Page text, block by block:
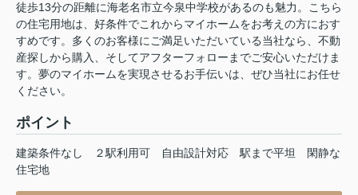
徒歩13分の距離に海老名市立今泉中学校があるのも魅力。こちら
の住宅用地は、好条件でこれからマイホームをお考えの方におす
すめです。多くのお客様にご満足いただいている当社なら、不動
産探しから購入、そしてアフターフォローまでご安心いただけま
す。夢のマイホームを実現させるお手伝いは、ぜひ当社にお任せ
ください。
ポイント
建築条件なし ２駅利用可 自由設計対応 駅まで平坦
閑静な
住宅地